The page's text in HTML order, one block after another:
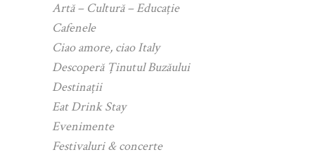
Artă – Cultură – Educație
Cafenele
Ciao amore, ciao Italy
Descoperă Ținutul Buzăului
Destinații
Eat Drink Stay
Evenimente
Festivaluri & concerte